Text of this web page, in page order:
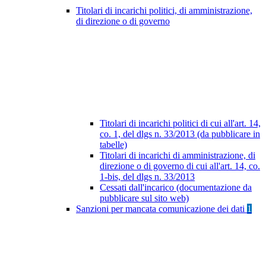
Titolari di incarichi politici, di amministrazione,
di direzione o di governo
Titolari di incarichi politici di cui all'art. 14,
co. 1, del dlgs n. 33/2013 (da pubblicare in
tabelle)
Titolari di incarichi di amministrazione, di
direzione o di governo di cui all'art. 14, co.
1-bis, del dlgs n. 33/2013
Cessati dall'incarico (documentazione da
pubblicare sul sito web)
Sanzioni per mancata comunicazione dei dati 1